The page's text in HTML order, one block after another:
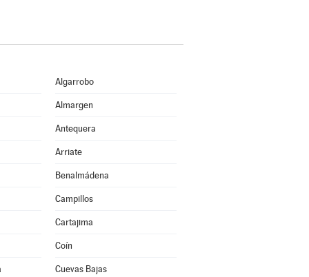
Algarrobo
Almargen
Antequera
Arriate
Benalmádena
Campillos
Cartajima
Coín
Cuevas Bajas